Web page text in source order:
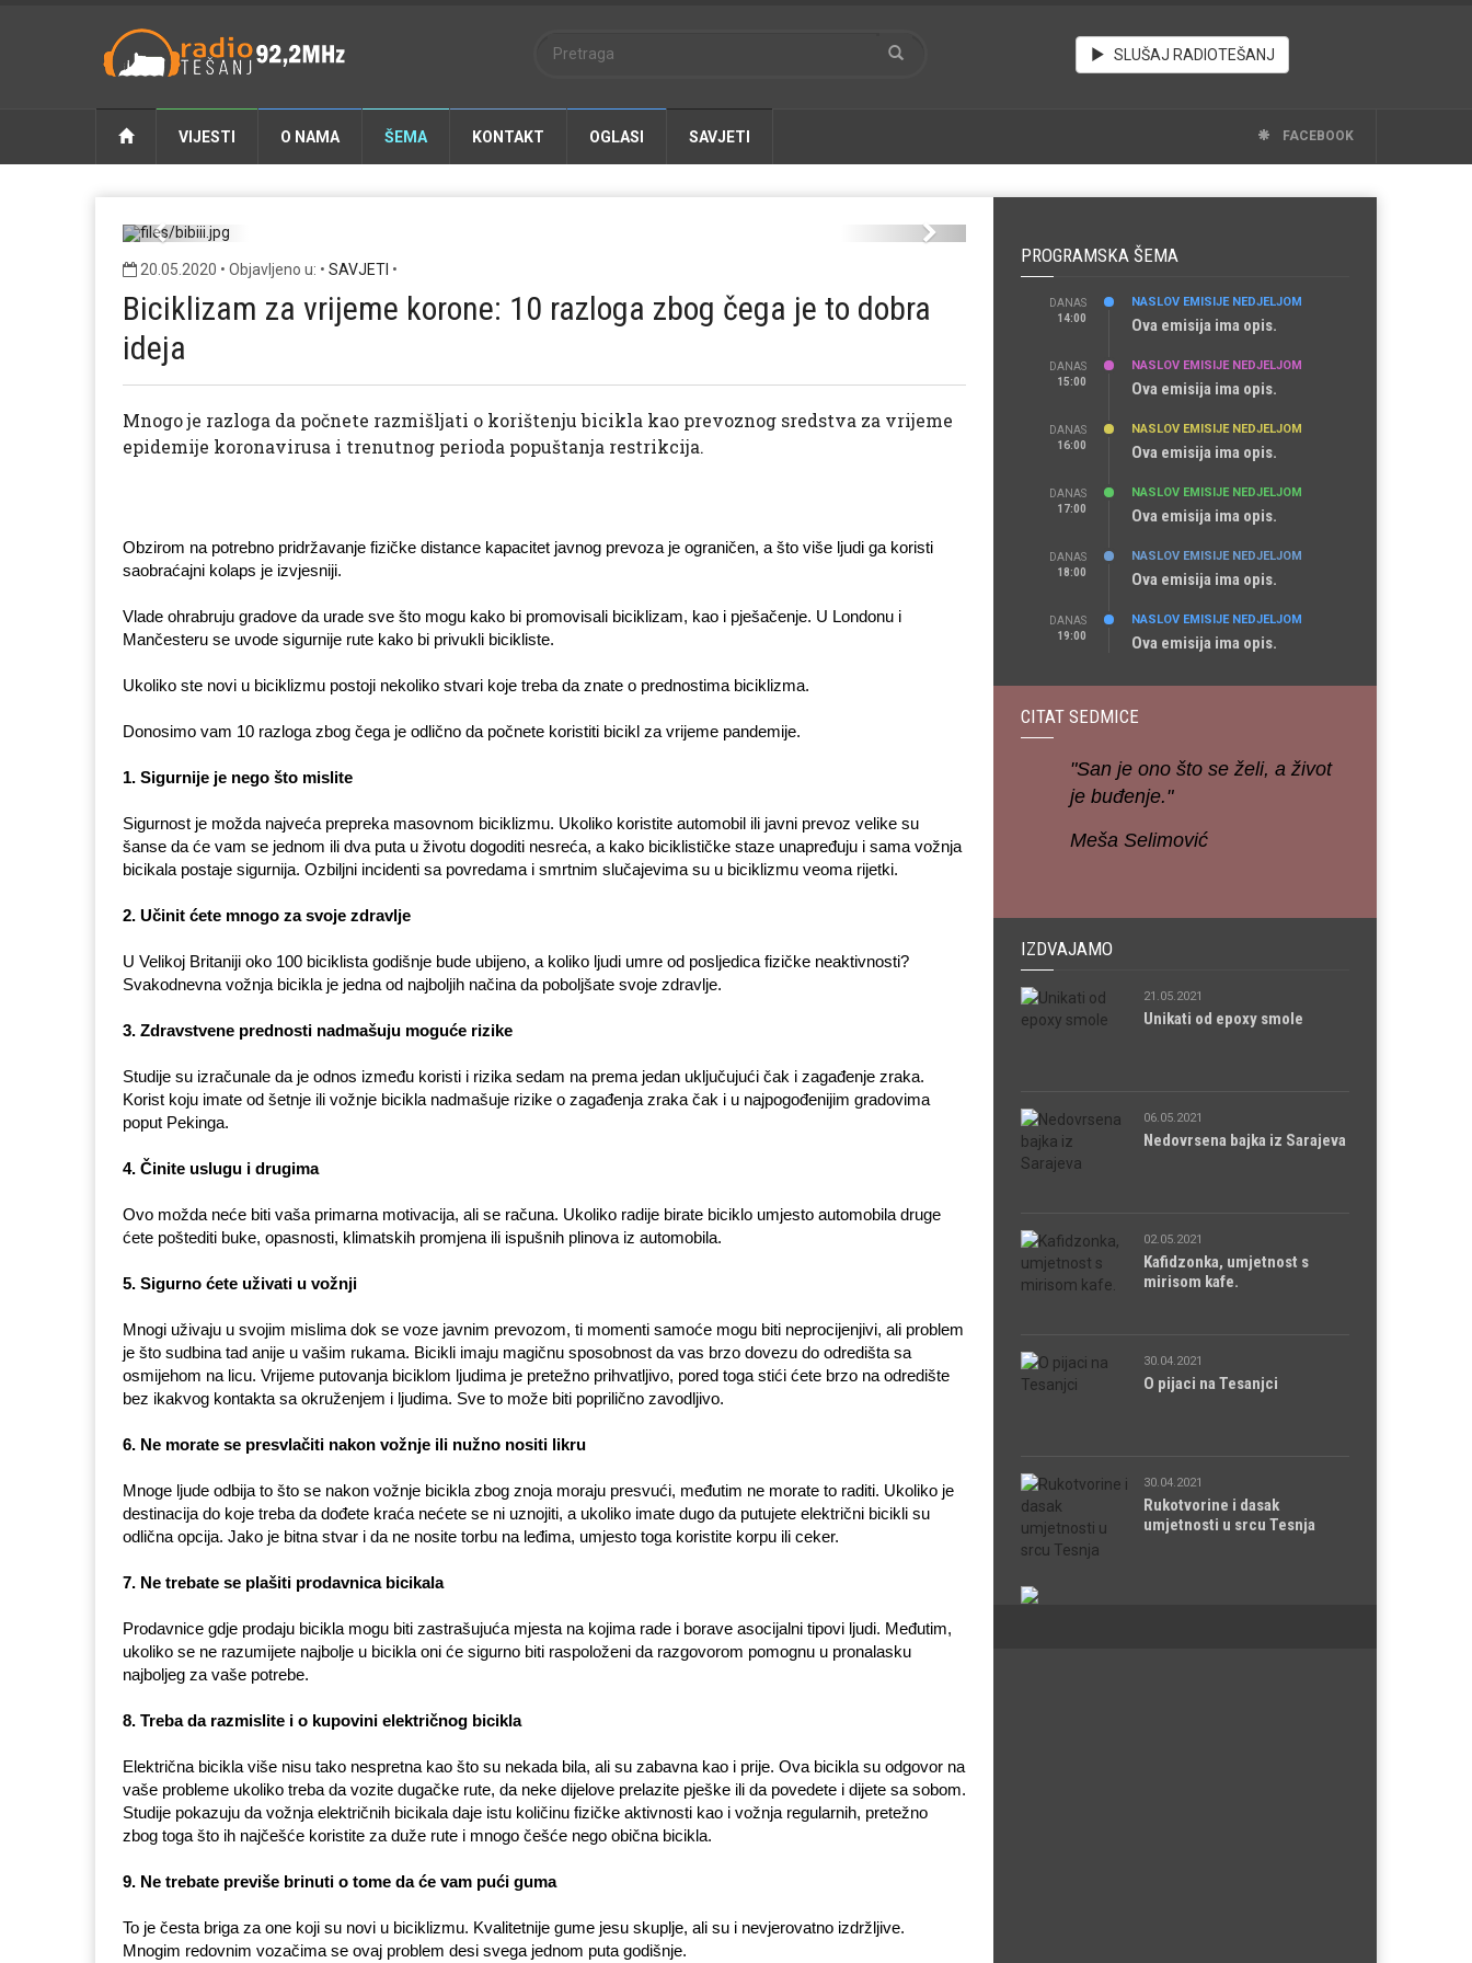
SLUŠAJ RADIOTEŠANJ
VIJESTI O NAMA ŠEMA KONTAKT OGLASI SAVJETI FACEBOOK
Previous Next
20.05.2020 • Objavljeno u: • SAVJETI •
Biciklizam za vrijeme korone: 10 razloga zbog čega je to dobra
ideja
Mnogo je razloga da počnete razmišljati o korištenju bicikla kao prevoznog sredstva za vrijeme
epidemije koronavirusa i trenutnog perioda popuštanja restrikcija.
Obzirom na potrebno pridržavanje fizičke distance kapacitet javnog prevoza je ograničen, a što više ljudi ga koristi
saobraćajni kolaps je izvjesniji.
Vlade ohrabruju gradove da urade sve što mogu kako bi promovisali biciklizam, kao i pješačenje. U Londonu i
Mančesteru se uvode sigurnije rute kako bi privukli bicikliste.
Ukoliko ste novi u biciklizmu postoji nekoliko stvari koje treba da znate o prednostima biciklizma.
Donosimo vam 10 razloga zbog čega je odlično da počnete koristiti bicikl za vrijeme pandemije.
1. Sigurnije je nego što mislite
Sigurnost je možda najveća prepreka masovnom biciklizmu. Ukoliko koristite automobil ili javni prevoz velike su
šanse da će vam se jednom ili dva puta u životu dogoditi nesreća, a kako biciklističke staze unapređuju i sama vožnja
bicikala postaje sigurnija. Ozbiljni incidenti sa povredama i smrtnim slučajevima su u biciklizmu veoma rijetki.
2. Učinit ćete mnogo za svoje zdravlje
U Velikoj Britaniji oko 100 biciklista godišnje bude ubijeno, a koliko ljudi umre od posljedica fizičke neaktivnosti?
Svakodnevna vožnja bicikla je jedna od najboljih načina da poboljšate svoje zdravlje.
3. Zdravstvene prednosti nadmašuju moguće rizike
Studije su izračunale da je odnos između koristi i rizika sedam na prema jedan uključujući čak i zagađenje zraka.
Korist koju imate od šetnje ili vožnje bicikla nadmašuje rizike o zagađenja zraka čak i u najpogođenijim gradovima
poput Pekinga.
4. Činite uslugu i drugima
Ovo možda neće biti vaša primarna motivacija, ali se računa. Ukoliko radije birate biciklo umjesto automobila druge
ćete poštediti buke, opasnosti, klimatskih promjena ili ispušnih plinova iz automobila.
5. Sigurno ćete uživati u vožnji
Mnogi uživaju u svojim mislima dok se voze javnim prevozom, ti momenti samoće mogu biti neprocijenjivi, ali problem
je što sudbina tad anije u vašim rukama. Bicikli imaju magičnu sposobnost da vas brzo dovezu do odredišta sa
osmijehom na licu. Vrijeme putovanja biciklom ljudima je pretežno prihvatljivo, pored toga stići ćete brzo na odredište
bez ikakvog kontakta sa okruženjem i ljudima. Sve to može biti poprilično zavodljivo.
6. Ne morate se presvlačiti nakon vožnje ili nužno nositi likru
Mnoge ljude odbija to što se nakon vožnje bicikla zbog znoja moraju presvući, međutim ne morate to raditi. Ukoliko je
destinacija do koje treba da dođete kraća nećete se ni uznojiti, a ukoliko imate dugo da putujete električni bicikli su
odlična opcija. Jako je bitna stvar i da ne nosite torbu na leđima, umjesto toga koristite korpu ili ceker.
7. Ne trebate se plašiti prodavnica bicikala
Prodavnice gdje prodaju bicikla mogu biti zastrašujuća mjesta na kojima rade i borave asocijalni tipovi ljudi. Međutim,
ukoliko se ne razumijete najbolje u bicikla oni će sigurno biti raspoloženi da razgovorom pomognu u pronalasku
najboljeg za vaše potrebe.
8. Treba da razmislite i o kupovini električnog bicikla
Električna bicikla više nisu tako nespretna kao što su nekada bila, ali su zabavna kao i prije. Ova bicikla su odgovor na
vaše probleme ukoliko treba da vozite dugačke rute, da neke dijelove prelazite pješke ili da povedete i dijete sa sobom.
Studije pokazuju da vožnja električnih bicikala daje istu količinu fizičke aktivnosti kao i vožnja regularnih, pretežno
zbog toga što ih najčešće koristite za duže rute i mnogo češće nego obična bicikla.
9. Ne trebate previše brinuti o tome da će vam pući guma
To je česta briga za one koji su novi u biciklizmu. Kvalitetnije gume jesu skuplje, ali su i nevjerovatno izdržljive.
Mnogim redovnim vozačima se ovaj problem desi svega jednom puta godišnje.
PROGRAMSKA ŠEMA
DANAS
14:00
NASLOV EMISIJE NEDJELJOM
Ova emisija ima opis.
DANAS
15:00
NASLOV EMISIJE NEDJELJOM
Ova emisija ima opis.
DANAS
16:00
NASLOV EMISIJE NEDJELJOM
Ova emisija ima opis.
DANAS
17:00
NASLOV EMISIJE NEDJELJOM
Ova emisija ima opis.
DANAS
18:00
NASLOV EMISIJE NEDJELJOM
Ova emisija ima opis.
DANAS
19:00
NASLOV EMISIJE NEDJELJOM
Ova emisija ima opis.
CITAT SEDMICE
"San je ono što se želi, a život
je buđenje."
Meša Selimović
IZDVAJAMO
21.05.2021
Unikati od epoxy smole
06.05.2021
Nedovrsena bajka iz Sarajeva
02.05.2021
Kafidzonka, umjetnost s
mirisom kafe.
30.04.2021
O pijaci na Tesanjci
30.04.2021
Rukotvorine i dasak
umjetnosti u srcu Tesnja